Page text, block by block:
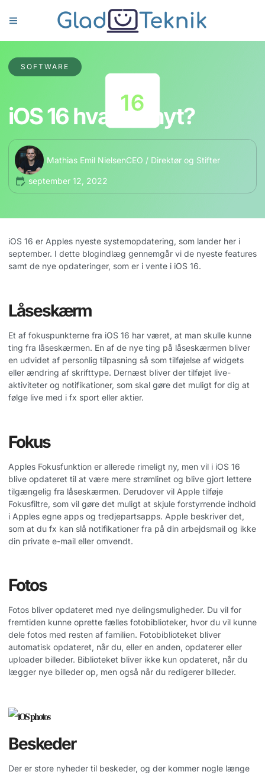
SOFTWARE
iOS 16 hvad er nyt?
Mathias Emil NielsenCEO / Direktør og Stifter
september 12, 2022
iOS 16 er Apples nyeste systemopdatering, som lander her i
september. I dette blogindlæg gennemgår vi de nyeste features
samt de nye opdateringer, som er i vente i iOS 16.
Låseskærm
Et af fokuspunkterne fra iOS 16 har været, at man skulle kunne
ting fra låseskærmen. En af de nye ting på låseskærmen bliver
en udvidet af personlig tilpasning så som tilføjelse af widgets
eller ændring af skrifttype. Dernæst bliver der tilføjet live-
aktiviteter og notifikationer, som skal gøre det muligt for dig at
følge live med i fx sport eller aktier.
Fokus
Apples Fokusfunktion er allerede rimeligt ny, men vil i iOS 16
blive opdateret til at være mere strømlinet og blive gjort lettere
tilgængelig fra låseskærmen. Derudover vil Apple tilføje
Fokusfiltre, som vil gøre det muligt at skjule forstyrrende indhold
i Apples egne apps og tredjepartsapps. Apple beskriver det,
som at du fx kan slå notifikationer fra på din arbejdsmail og ikke
din private e-mail eller omvendt.
Fotos
Fotos bliver opdateret med nye delingsmuligheder. Du vil for
fremtiden kunne oprette fælles fotobiblioteker, hvor du vil kunne
dele fotos med resten af familien. Fotobiblioteket bliver
automatisk opdateret, når du, eller en anden, opdaterer eller
uploader billeder. Biblioteket bliver ikke kun opdateret, når du
lægger nye billeder op, men også når du redigerer billeder.
Beskeder
Der er store nyheder til beskeder, og der kommer nogle længe